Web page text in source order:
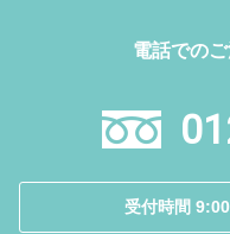
電話での
受付時間